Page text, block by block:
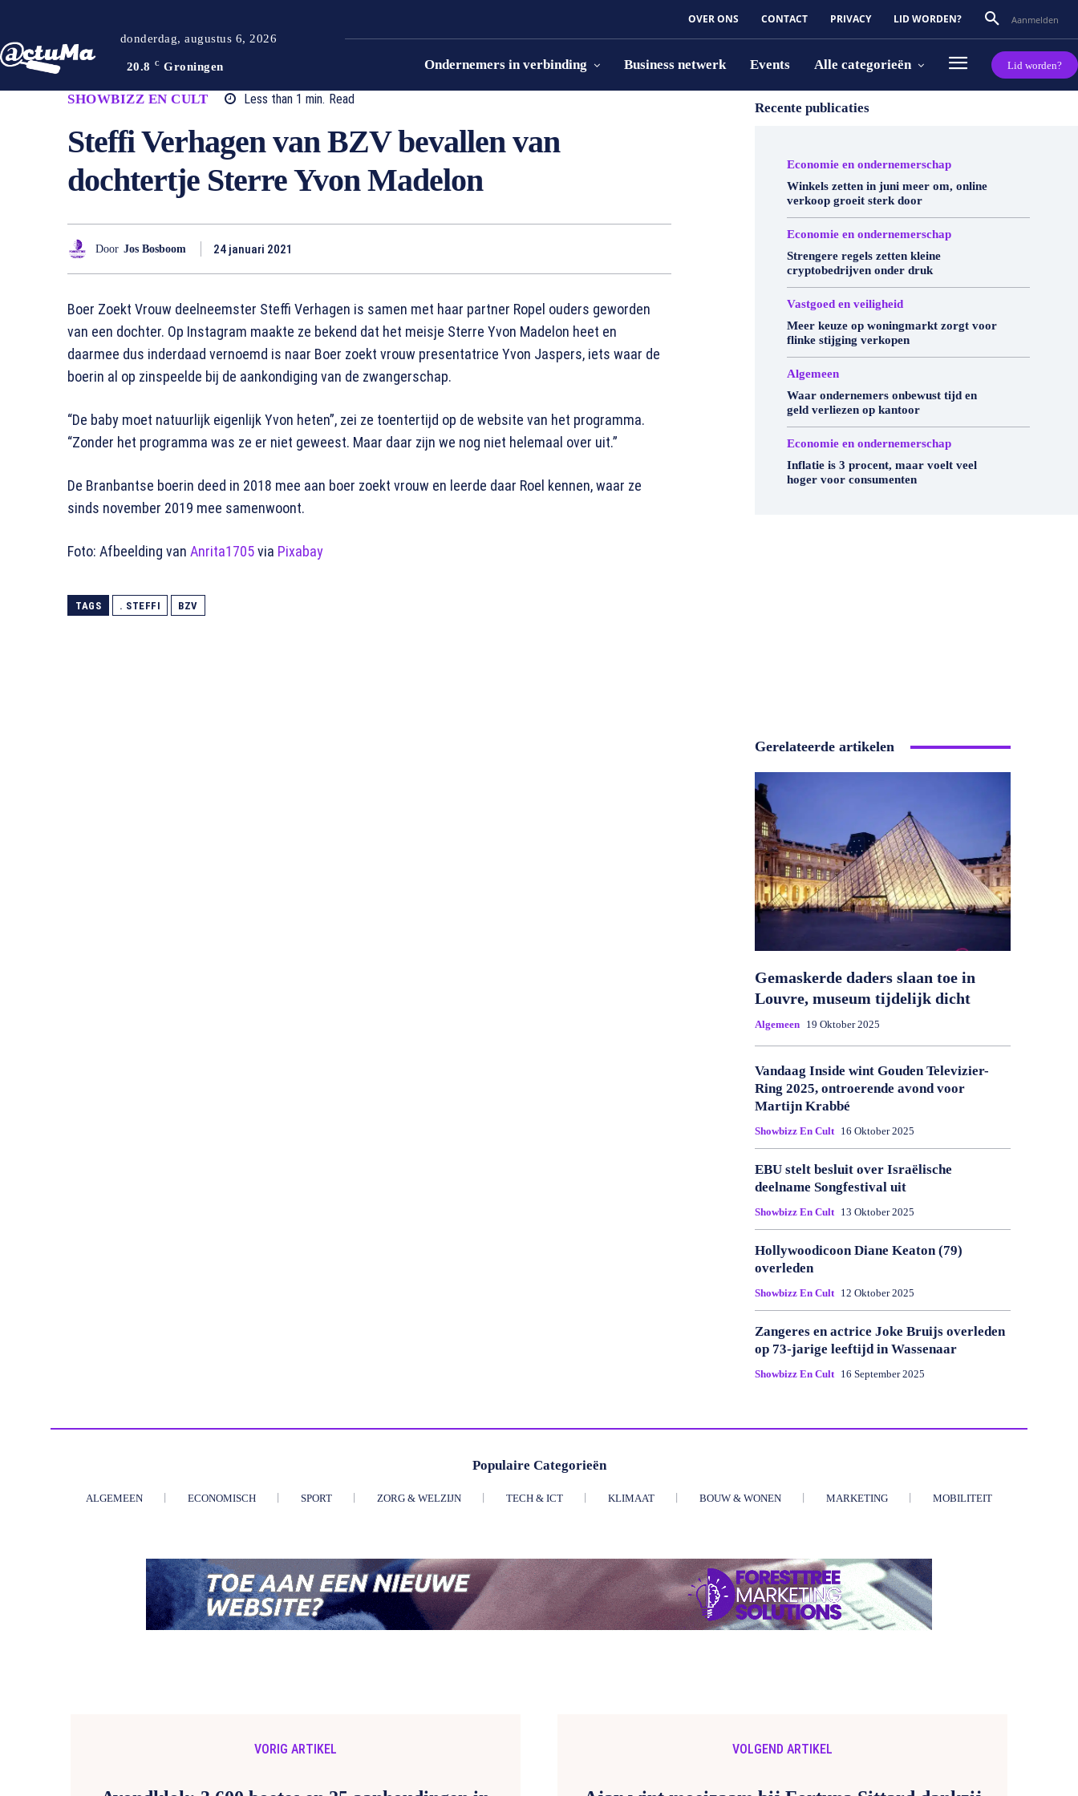
donderdag, augustus 6, 2026
20.8 C Groningen
OVER ONS CONTACT PRIVACY LID WORDEN? Aanmelden
Ondernemers in verbinding Business netwerk Events Alle categorieën Lid worden?
SHOWBIZZ EN CULT Less than 1 min. Read
Steffi Verhagen van BZV bevallen van
dochtertje Sterre Yvon Madelon
Door Jos Bosboom 24 januari 2021
Boer Zoekt Vrouw deelneemster Steffi Verhagen is samen met haar partner Ropel ouders geworden
van een dochter. Op Instagram maakte ze bekend dat het meisje Sterre Yvon Madelon heet en
daarmee dus inderdaad vernoemd is naar Boer zoekt vrouw presentatrice Yvon Jaspers, iets waar de
boerin al op zinspeelde bij de aankondiging van de zwangerschap.
“De baby moet natuurlijk eigenlijk Yvon heten”, zei ze toentertijd op de website van het programma.
“Zonder het programma was ze er niet geweest. Maar daar zijn we nog niet helemaal over uit.”
De Branbantse boerin deed in 2018 mee aan boer zoekt vrouw en leerde daar Roel kennen, waar ze
sinds november 2019 mee samenwoont.
Foto: Afbeelding van Anrita1705via Pixabay
TAGS . STEFFI BZV
Recente publicaties
Economie en ondernemerschap
Winkels zetten in juni meer om, online
verkoop groeit sterk door
Economie en ondernemerschap
Strengere regels zetten kleine
cryptobedrijven onder druk
Vastgoed en veiligheid
Meer keuze op woningmarkt zorgt voor
flinke stijging verkopen
Algemeen
Waar ondernemers onbewust tijd en
geld verliezen op kantoor
Economie en ondernemerschap
Inflatie is 3 procent, maar voelt veel
hoger voor consumenten
Gerelateerde artikelen
Gemaskerde daders slaan toe in
Louvre, museum tijdelijk dicht
Algemeen 19 Oktober 2025
Vandaag Inside wint Gouden Televizier-
Ring 2025, ontroerende avond voor
Martijn Krabbé
Showbizz En Cult 16 Oktober 2025
EBU stelt besluit over Israëlische
deelname Songfestival uit
Showbizz En Cult 13 Oktober 2025
Hollywoodicoon Diane Keaton (79)
overleden
Showbizz En Cult 12 Oktober 2025
Zangeres en actrice Joke Bruijs overleden
op 73-jarige leeftijd in Wassenaar
Showbizz En Cult 16 September 2025
Populaire Categorieën
ALGEMEEN ECONOMISCH SPORT ZORG & WELZIJN TECH & ICT KLIMAAT BOUW & WONEN MARKETING MOBILITEIT
VORIG ARTIKEL VOLGEND ARTIKEL